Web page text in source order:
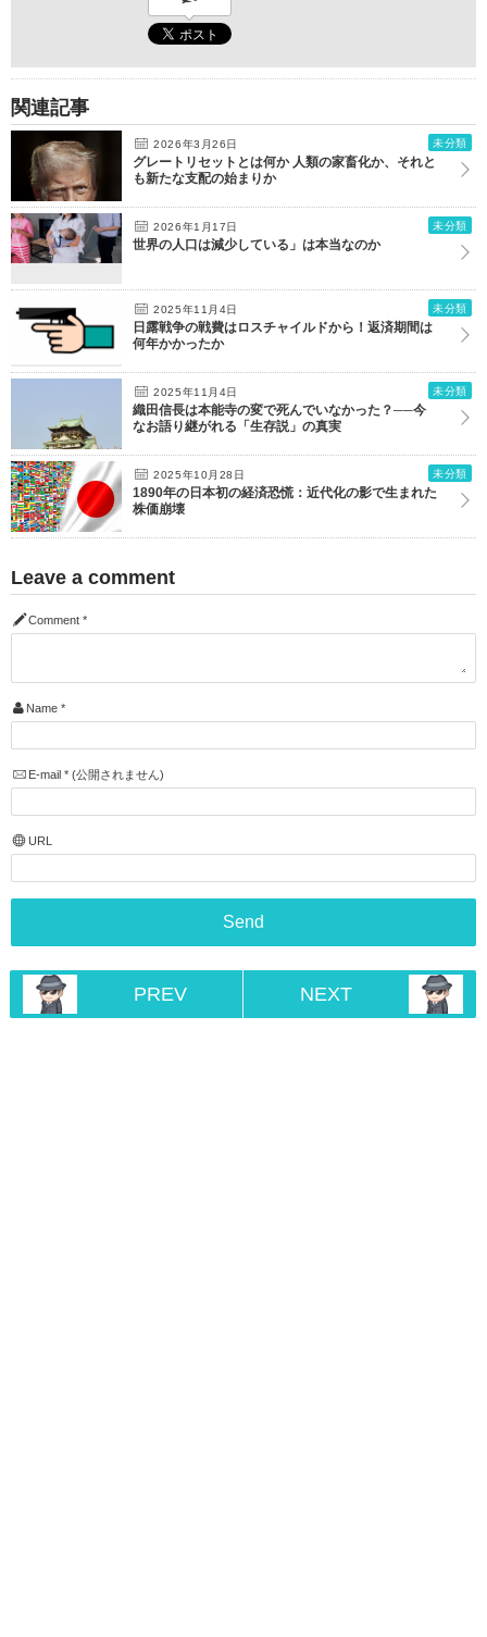
関連記事
2026年3月26日 未分類
グレートリセットとは何か 人類の家畜化か、それと
も新たな支配の始まりか
2026年1月17日 未分類
世界の人口は減少している」は本当なのか
2025年11月4日 未分類
日露戦争の戦費はロスチャイルドから！返済期間は
何年かかったか
2025年11月4日 未分類
織田信長は本能寺の変で死んでいなかった？──今
なお語り継がれる「生存説」の真実
2025年10月28日 未分類
1890年の日本初の経済恐慌：近代化の影で生まれた
株価崩壊
Leave a comment
Comment *
Name *
E-mail *(公開されません)
URL
PREV NEXT